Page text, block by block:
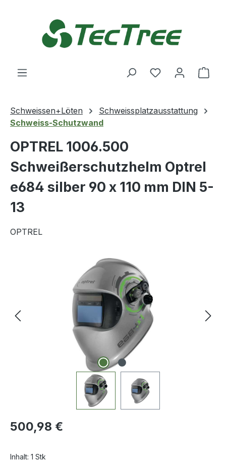
Du hast 0
Schweissen+Löten
Schweissplatzausstattung
Schweiss-Schutzwand
OPTREL 1006.500
Schweißerschutzhelm Optrel
e684 silber 90 x 110 mm DIN 5-
13
OPTREL
Bildergalerie überspringen
Regulärer Preis:
500,98 €
Inhalt: 1 Stk